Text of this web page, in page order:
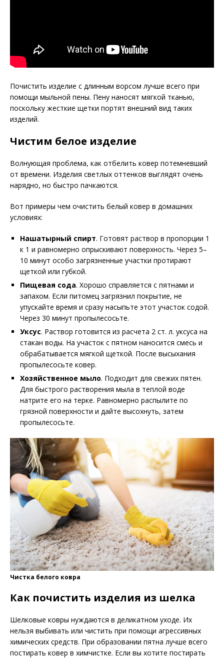
Почистить изделие с длинным ворсом лучше всего при
помощи мыльной пены. Пену наносят мягкой тканью,
поскольку жесткие щетки портят внешний вид таких
изделий.
Чистим белое изделие
Волнующая проблема, как отбелить ковер потемневший
от времени. Изделия светлых оттенков выглядят очень
нарядно, но быстро пачкаются.
Вот примеры чем очистить белый ковер в домашних
условиях:
Нашатырный спирт. Готовят раствор в пропорции 1
к 1 и равномерно опрыскивают поверхность. Через 5–
10 минут особо загрязненные участки протирают
щеткой или губкой.
Пищевая сода. Хорошо справляется с пятнами и
запахом. Если питомец загрязнил покрытие, не
упускайте время и сразу насыпьте этот участок содой.
Через 30 минут пропылесосьте.
Уксус. Раствор готовится из расчета 2 ст. л. уксуса на
стакан воды. На участок с пятном наносится смесь и
обрабатывается мягкой щеткой. После высыхания
пропылесосьте ковер.
Хозяйственное мыло. Подходит для свежих пятен.
Для быстрого растворения мыла в теплой воде
натрите его на терке. Равномерно распылите по
грязной поверхности и дайте высохнуть, затем
пропылесосьте.
Чистка белого ковра
Как почистить изделия из шелка
Шелковые ковры нуждаются в деликатном уходе. Их
нельзя выбивать или чистить при помощи агрессивных
химических средств. При образовании пятна лучше всего
постирать ковер в химчистке. Если вы хотите постирать